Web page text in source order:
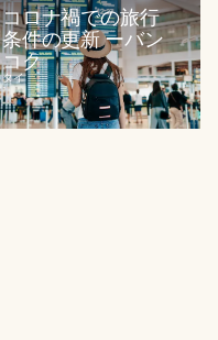
コロナ禍での旅行
条件の更新 ーバン
コク
タイ